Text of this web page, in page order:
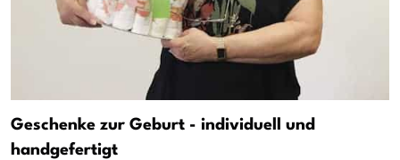
Geschenke zur Geburt - individuell und
handgefertigt